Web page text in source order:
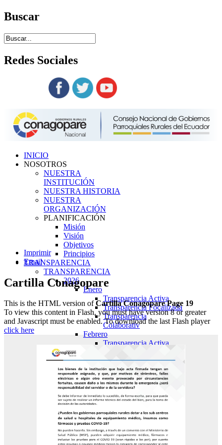
Buscar
Redes Sociales
INICIO
NOSOTROS
NUESTRA
INSTITUCIÓN
NUESTRA HISTORIA
NUESTRA
ORGANIZACIÓN
PLANIFICACIÓN
Misión
Visión
Objetivos
Principios
TRANSPARENCIA
TRANSPARENCIA
2026
Enero
Transparencia Activa
Transparencia Focalizada
Transparencia
Colaborativ
Febrero
Transparencia Activa
Transparencia Focalizada
Transparencia
Colaborativ
Marzo
Transparencia Activa
Transparencia Focalizada
Colaborativ
Abril
Transparencia Activa
Transparencia
Imprimir
Email
Cartilla Conagopare
This is the HTML version ofCartilla Conagopare Page 19
To view this content in Flash, you must have version 8 or greater
and Javascript must be enabled. To download the last Flash player
click here